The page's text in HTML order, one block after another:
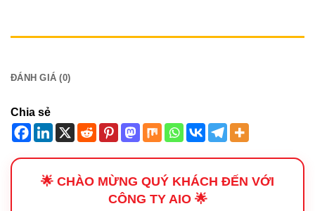
ĐÁNH GIÁ (0)
Chia sẻ
🌟 CHÀO MỪNG QUÝ KHÁCH ĐẾN VỚI
CÔNG TY AIO 🌟